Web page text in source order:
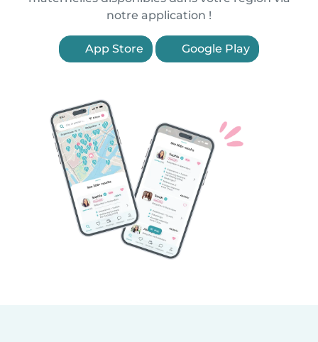
notre application !
App Store Google Play